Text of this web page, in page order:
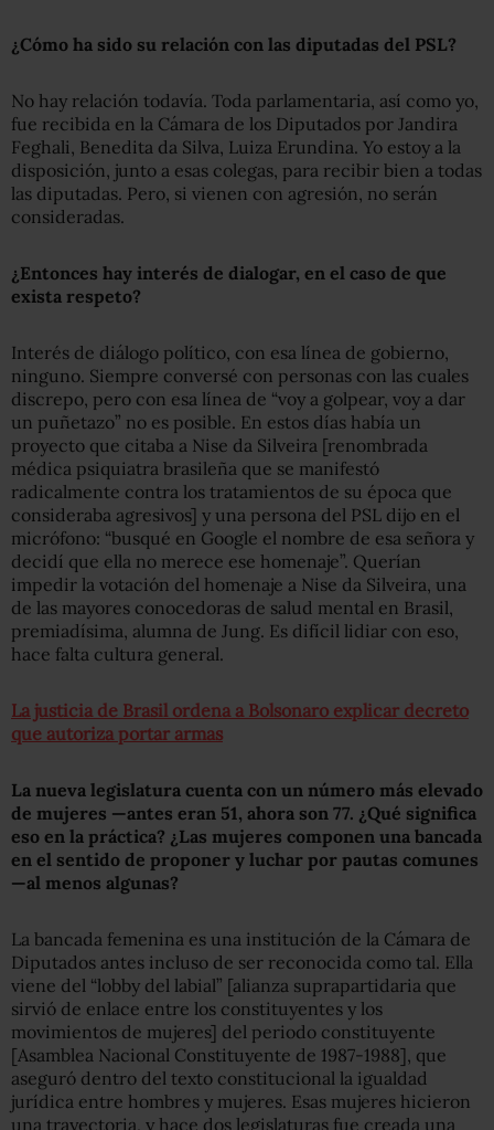
¿Cómo ha sido su relación con las diputadas del PSL?
No hay relación todavía. Toda parlamentaria, así como yo,
fue recibida en la Cámara de los Diputados por Jandira
Feghali, Benedita da Silva, Luiza Erundina. Yo estoy a la
disposición, junto a esas colegas, para recibir bien a todas
las diputadas. Pero, si vienen con agresión, no serán
consideradas.
¿Entonces hay interés de dialogar, en el caso de que
exista respeto?
Interés de diálogo político, con esa línea de gobierno,
ninguno. Siempre conversé con personas con las cuales
discrepo, pero con esa línea de “voy a golpear, voy a dar
un puñetazo” no es posible. En estos días había un
proyecto que citaba a Nise da Silveira [renombrada
médica psiquiatra brasileña que se manifestó
radicalmente contra los tratamientos de su época que
consideraba agresivos] y una persona del PSL dijo en el
micrófono: “busqué en Google el nombre de esa señora y
decidí que ella no merece ese homenaje”. Querían
impedir la votación del homenaje a Nise da Silveira, una
de las mayores conocedoras de salud mental en Brasil,
premiadísima, alumna de Jung. Es difícil lidiar con eso,
hace falta cultura general.
La justicia de Brasil ordena a Bolsonaro explicar decreto
que autoriza portar armas
La nueva legislatura cuenta con un número más elevado
de mujeres —antes eran 51, ahora son 77. ¿Qué significa
eso en la práctica? ¿Las mujeres componen una bancada
en el sentido de proponer y luchar por pautas comunes
—al menos algunas?
La bancada femenina es una institución de la Cámara de
Diputados antes incluso de ser reconocida como tal. Ella
viene del “lobby del labial” [alianza suprapartidaria que
sirvió de enlace entre los constituyentes y los
movimientos de mujeres] del periodo constituyente
[Asamblea Nacional Constituyente de 1987-1988], que
aseguró dentro del texto constitucional la igualdad
jurídica entre hombres y mujeres. Esas mujeres hicieron
una trayectoria, y hace dos legislaturas fue creada una